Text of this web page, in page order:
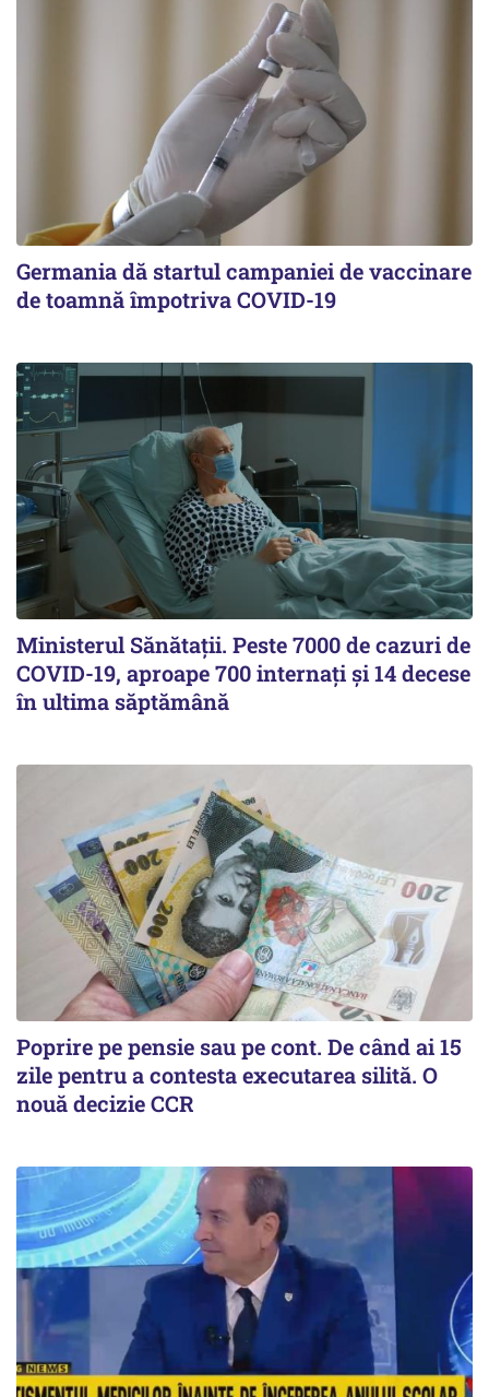
Germania dă startul campaniei de vaccinare
de toamnă împotriva COVID-19
Ministerul Sănătații. Peste 7000 de cazuri de
COVID-19, aproape 700 internați și 14 decese
în ultima săptămână
Poprire pe pensie sau pe cont. De când ai 15
zile pentru a contesta executarea silită. O
nouă decizie CCR